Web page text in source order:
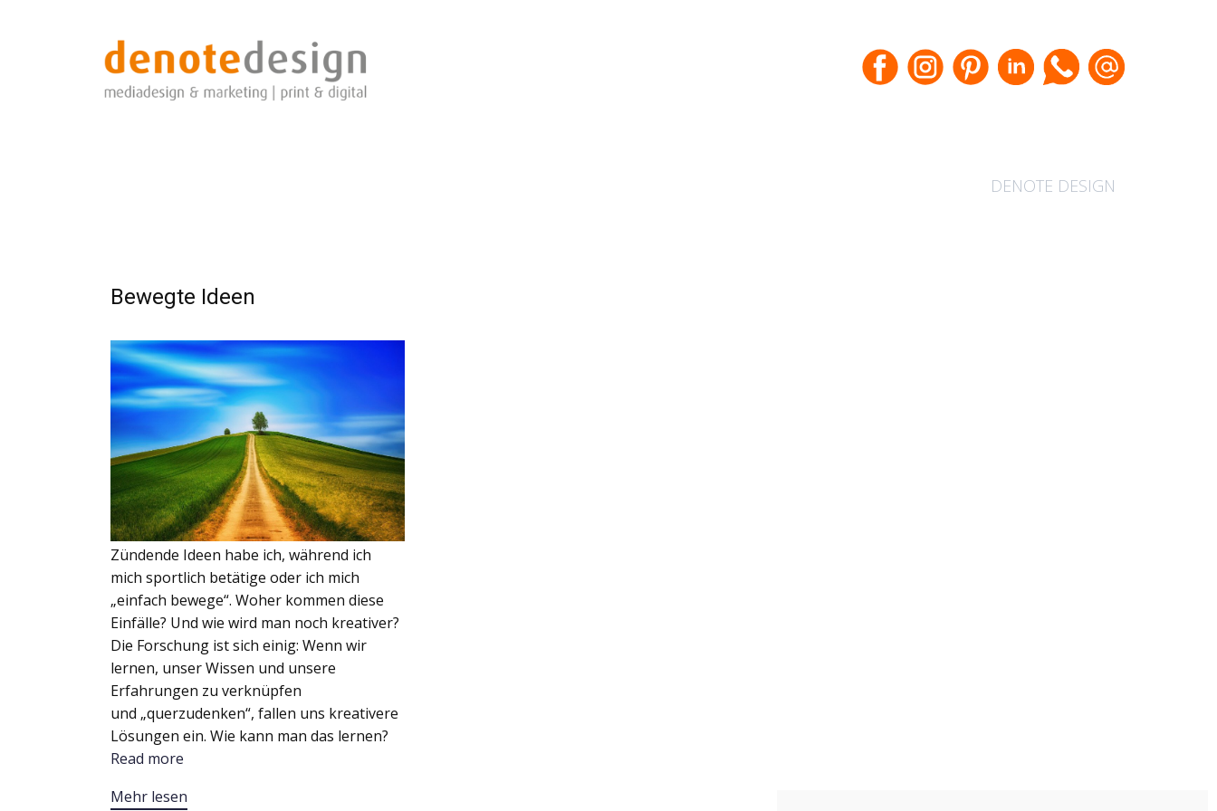
DENOTE DESIGN
Bewegte Ideen
Zündende Ideen habe ich, während ich
mich sportlich betätige oder ich mich
„einfach bewege“. Woher kommen diese
Einfälle? Und wie wird man noch kreativer?
Die Forschung ist sich einig: Wenn wir
lernen, unser Wissen und unsere
Erfahrungen zu verknüpfen
und „querzudenken“, fallen uns kreativere
Lösungen ein. Wie kann man das lernen?
Read more
Mehr lesen